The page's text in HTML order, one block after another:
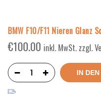
BMW F10/F11 Nieren Glanz
€100.00 inkl. MwSt. zzgl.
IN